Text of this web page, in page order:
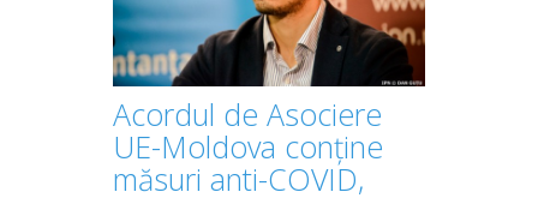
Acordul de Asociere
UE-Moldova conține
măsuri anti-COVID,